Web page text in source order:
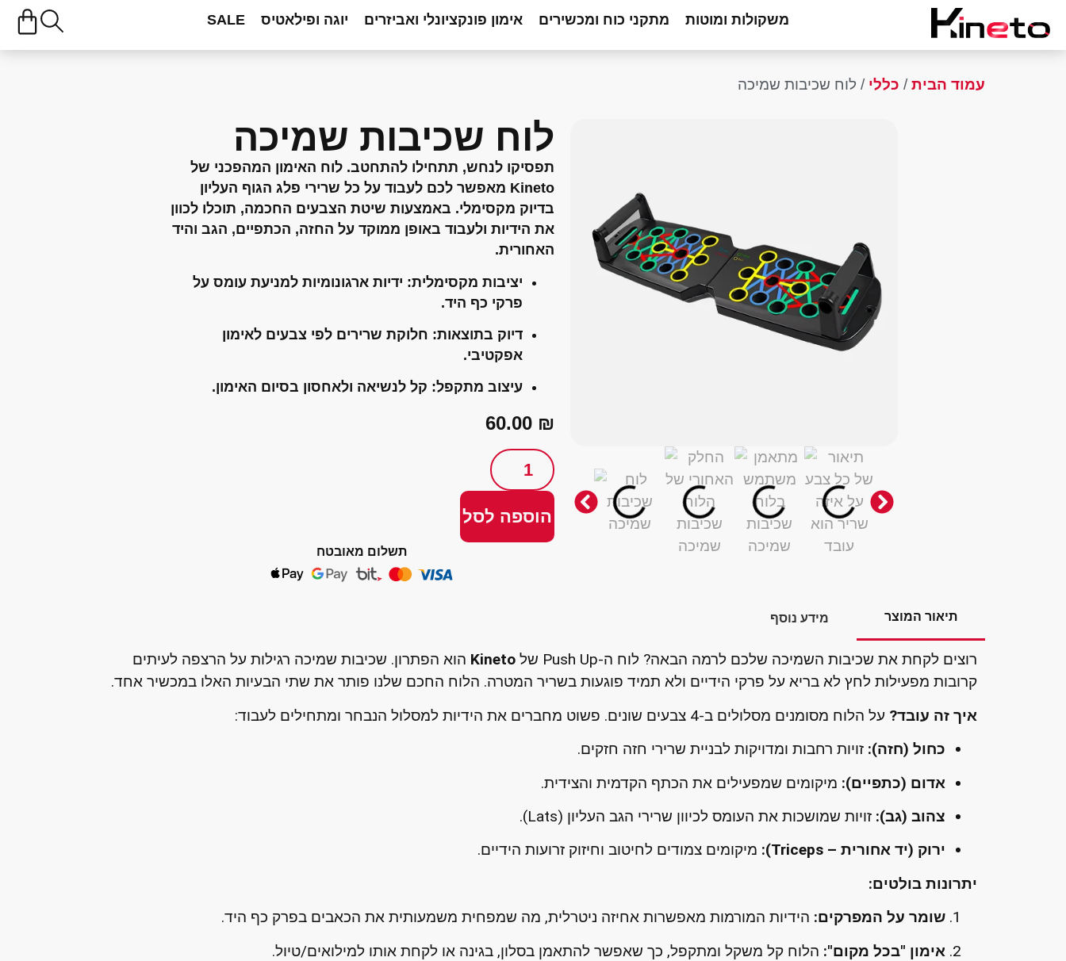
משקולות ומוטות מתקני כוח ומכשירים אימון פונקציונלי ואביזרים יוגה ופילאטיס SALE
עמוד הבית / כללי / לוח שכיבות שמיכה
לוח שכיבות שמיכה
תפסיקו לנחש, תתחילו להתחטב. לוח האימון המהפכני של
Kineto מאפשר לכם לעבוד על כל שרירי פלג הגוף העליון
בדיוק מקסימלי. באמצעות שיטת הצבעים החכמה, תוכלו לכוון
את הידיות ולעבוד באופן ממוקד על החזה, הכתפיים, הגב והיד
האחורית.
יציבות מקסימלית: ידיות ארגונומיות למניעת עומס על
פרקי כף היד.
דיוק בתוצאות: חלוקת שרירים לפי צבעים לאימון
אפקטיבי.
עיצוב מתקפל: קל לנשיאה ולאחסון בסיום האימון.
60.00 ₪
הוספה לסל
תשלום מאובטח
תיאור המוצר מידע נוסף
רוצים לקחת את שכיבות השמיכה שלכם לרמה הבאה? לוח ה-Push Up של Kineto הוא הפתרון. שכיבות שמיכה רגילות על הרצפה לעיתים
קרובות מפעילות לחץ לא בריא על פרקי הידיים ולא תמיד פוגעות בשריר המטרה. הלוח החכם שלנו פותר את שתי הבעיות האלו במכשיר אחד.
איך זה עובד? על הלוח מסומנים מסלולים ב-4 צבעים שונים. פשוט מחברים את הידיות למסלול הנבחר ומתחילים לעבוד:
כחול (חזה): זויות רחבות ומדויקות לבניית שרירי חזה חזקים.
אדום (כתפיים): מיקומים שמפעילים את הכתף הקדמית והצידית.
צהוב (גב): זויות שמושכות את העומס לכיוון שרירי הגב העליון (Lats).
ירוק (יד אחורית – Triceps):
מיקומים צמודים לחיטוב וחיזוק זרועות הידיים.
יתרונות בולטים:
שומר על המפרקים: הידיות המורמות מאפשרות אחיזה ניטרלית, מה שמפחית משמעותית את הכאבים בפרק כף היד.
אימון "בכל מקום": הלוח קל משקל ומתקפל, כך שאפשר להתאמן בסלון, בגינה או לקחת אותו למילואים/טיול.